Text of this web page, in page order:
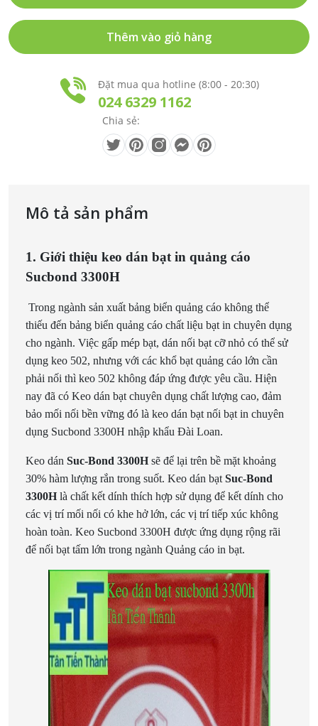
Thêm vào giỏ hàng
Đặt mua qua hotline (8:00 - 20:30)
024 6329 1162
Chia sẻ:
Mô tả sản phẩm
1. Giới thiệu keo dán bạt in quảng cáo
Sucbond 3300H
Trong ngành sản xuất bảng biển quảng cáo không thể
thiếu đến bảng biển quảng cáo chất liệu bạt in chuyên dụng
cho ngành. Việc gấp mép bạt, dán nối bạt cỡ nhỏ có thể sử
dụng keo 502, nhưng với các khổ bạt quảng cáo lớn cần
phải nối thì keo 502 không đáp ứng được yêu cầu. Hiện
nay đã có Keo dán bạt chuyên dụng chất lượng cao, đảm
bảo mối nối bền vững đó là keo dán bạt nối bạt in chuyên
dụng Sucbond 3300H nhập khẩu Đài Loan.
Keo dán Suc-Bond 3300H sẽ để lại trên bề mặt khoảng
30% hàm lượng rắn trong suốt. Keo dán bạt Suc-Bond
3300H là chất kết dính thích hợp sử dụng để kết dính cho
các vị trí mối nối có khe hở lớn, các vị trí tiếp xúc không
hoàn toàn. Keo Sucbond 3300H được ứng dụng rộng rãi
để nối bạt tấm lớn trong ngành Quảng cáo in bạt.